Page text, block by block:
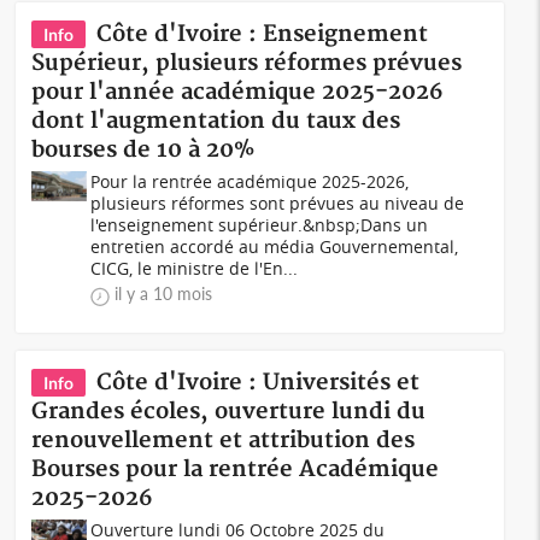
Info
Côte d'Ivoire : Enseignement
Supérieur, plusieurs réformes prévues
pour l'année académique 2025-2026
dont l'augmentation du taux des
bourses de 10 à 20%
Pour la rentrée académique 2025-2026,
plusieurs réformes sont prévues au niveau de
l'enseignement supérieur.&nbsp;Dans un
entretien accordé au média Gouvernemental,
CICG, le ministre de l'En...
il y a 10 mois
Info
Côte d'Ivoire : Universités et
Grandes écoles, ouverture lundi du
renouvellement et attribution des
Bourses pour la rentrée Académique
2025-2026
Ouverture lundi 06 Octobre 2025 du